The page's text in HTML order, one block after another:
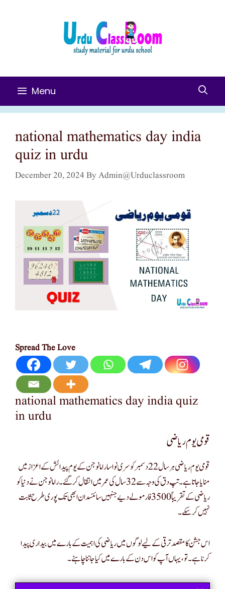
Menu
national mathematics day india
quiz in urdu
December 20, 2024 ByAdmin@urduclassroom
Spread The Love
national mathematics day india quiz
in urdu
قومی یوم ریاضی
قومی یوم ریاضی ہر سال 22 دسمبر کو سری نواسا رامانوجن کے یوم پیدائش کے اعزاز میں
منایا جاتا ہے۔ تپ دق کی وجہ سے 32 سال کی عمر میں انتقال کر گئے۔ رامانوجن نے دنیا کو
ریاضی کے تقریباً 3500 فارمولے دیے جنہیں سائنسدان ابھی تک پوری طرح ثابت
نہیں کر سکے۔
اس جشن کا مقصد ترقی کے لیے لوگوں میں ریاضی کی اہمیت کے بارے میں بیداری پیدا
کرنا ہے۔ تو، یہاں آپ کو اس دن کے بارے میں کیا جاننا چاہئے۔